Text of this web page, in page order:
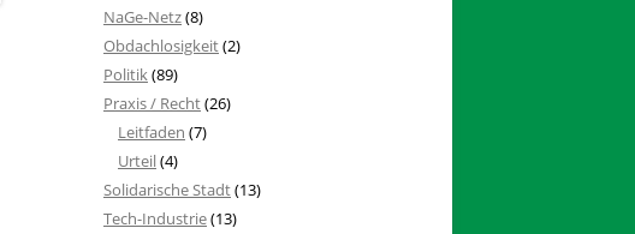
NaGe-Netz(8)
Obdachlosigkeit(2)
Politik(89)
Praxis / Recht(26)
Leitfaden (7)
Urteil(4)
Solidarische Stadt(13)
Tech-Industrie(13)